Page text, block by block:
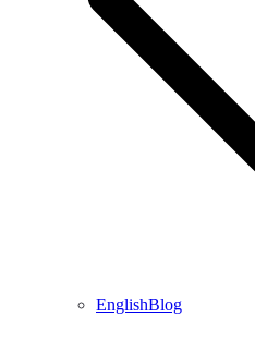
EnglishBlog